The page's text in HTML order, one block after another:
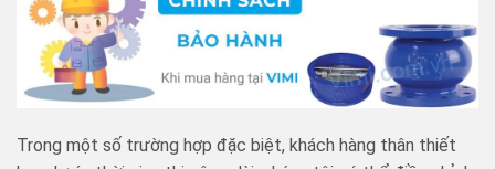
Trong một số trường hợp đặc biệt, khách hàng thân thiết